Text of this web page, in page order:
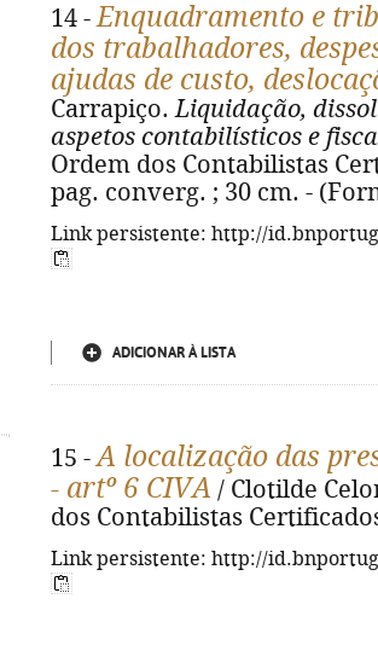
14 -Enquadramento e
dos trabalhadores,
ajudas de custo,
Carrapiço.Liquidação,
aspetos contabilísticos e
Ordem dos Contabilistas
pag. converg. ; 30 cm. -
Link persistente: http://
ADICIONAR À LISTA
15 -A localização das
- artº 6 CIVA / Clotilde
dos Contabilistas
Link persistente: http://